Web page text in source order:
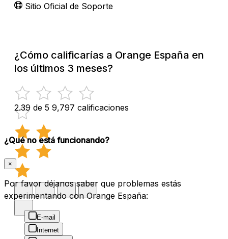
Sitio Oficial de Soporte
¿Cómo calificarías a Orange España en
los últimos 3 meses?
2.39 de 5 9,797 calificaciones
¿Qué no está funcionando?
×
Por favor déjanos saber que problemas estás
experimentando con Orange España:
E-mail
Internet